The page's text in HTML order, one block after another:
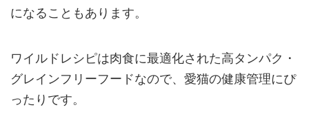
になることもあります。
ワイルドレシピは肉食に最適化された高タンパク・
グレインフリーフードなので、愛猫の健康管理にぴ
ったりです。